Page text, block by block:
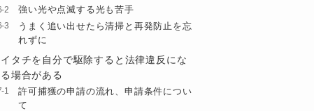
強い光や点滅する光も苦手
うまく追い出せたら清掃と再発防止を忘
れずに
イタチを自分で駆除すると法律違反にな
る場合がある
許可捕獲の申請の流れ、申請条件につい
て